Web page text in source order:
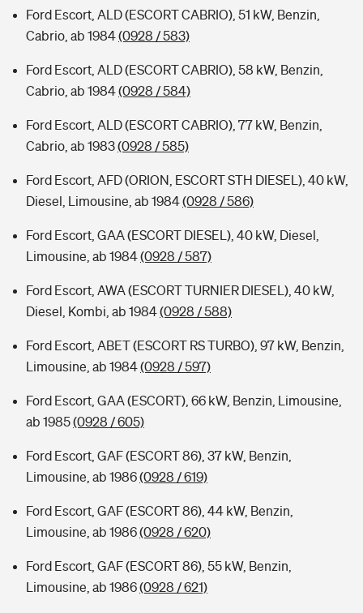
Ford Escort, ALD (ESCORT CABRIO), 51 kW, Benzin,
Cabrio, ab 1984(0928 / 583)
Ford Escort, ALD (ESCORT CABRIO), 58 kW, Benzin,
Cabrio, ab 1984(0928 / 584)
Ford Escort, ALD (ESCORT CABRIO), 77 kW, Benzin,
Cabrio, ab 1983(0928 / 585)
Ford Escort, AFD (ORION, ESCORT STH DIESEL), 40 kW,
Diesel, Limousine, ab 1984(0928 / 586)
Ford Escort, GAA (ESCORT DIESEL), 40 kW, Diesel,
Limousine, ab 1984(0928 / 587)
Ford Escort, AWA (ESCORT TURNIER DIESEL), 40 kW,
Diesel, Kombi, ab 1984(0928 / 588)
Ford Escort, ABET (ESCORT RS TURBO), 97 kW, Benzin,
Limousine, ab 1984(0928 / 597)
Ford Escort, GAA (ESCORT), 66 kW, Benzin, Limousine,
ab 1985(0928 / 605)
Ford Escort, GAF (ESCORT 86), 37 kW, Benzin,
Limousine, ab 1986(0928 / 619)
Ford Escort, GAF (ESCORT 86), 44 kW, Benzin,
Limousine, ab 1986(0928 / 620)
Ford Escort, GAF (ESCORT 86), 55 kW, Benzin,
Limousine, ab 1986(0928 / 621)